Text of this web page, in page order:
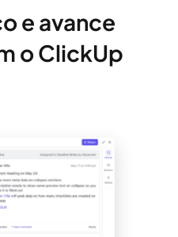
e avance
o ClickUp